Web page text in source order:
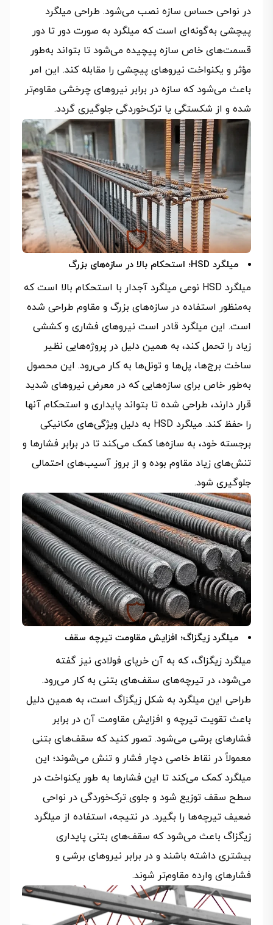
در نواحی حساس سازه نصب می‌شود. طراحی میلگرد
پیچشی به‌گونه‌ای است که میلگرد به صورت دور تا دور
قسمت‌های خاص سازه پیچیده می‌شود تا بتواند به‌طور
مؤثر و یکنواخت نیروهای پیچشی را مقابله کند. این امر
باعث می‌شود که سازه در برابر نیروهای چرخشی مقاوم‌تر
شده و از شکستگی یا ترک‌خوردگی جلوگیری گردد.
میلگرد HSD؛ استحکام بالا در سازه‌های بزرگ
میلگرد HSD نوعی میلگرد آجدار با استحکام بالا است که
به‌منظور استفاده در سازه‌های بزرگ و مقاوم طراحی شده
است. این میلگرد قادر است نیروهای فشاری و کششی
زیاد را تحمل کند، به همین دلیل در پروژه‌هایی نظیر
ساخت برج‌ها، پل‌ها و تونل‌ها به کار می‌رود. این محصول
به‌طور خاص برای سازه‌هایی که در معرض نیروهای شدید
قرار دارند، طراحی شده تا بتواند پایداری و استحکام آنها
را حفظ کند. میلگرد HSD به دلیل ویژگی‌های مکانیکی
برجسته خود، به سازه‌ها کمک می‌کند تا در برابر فشارها و
تنش‌های زیاد مقاوم بوده و از بروز آسیب‌های احتمالی
جلوگیری شود.
میلگرد زیگزاگ؛ افزایش مقاومت تیرچه سقف
میلگرد زیگزاگ، که به آن خرپای فولادی نیز گفته
می‌شود، در تیرچه‌های سقف‌های بتنی به کار می‌رود.
طراحی این میلگرد به شکل زیگزاگ است، به همین دلیل
باعث تقویت تیرچه و افزایش مقاومت آن در برابر
فشارهای برشی می‌شود. تصور کنید که سقف‌های بتنی
معمولاً در نقاط خاصی دچار فشار و تنش می‌شوند؛ این
میلگرد کمک می‌کند تا این فشارها به طور یکنواخت در
سطح سقف توزیع شود و جلوی ترک‌خوردگی در نواحی
ضعیف تیرچه‌ها را بگیرد. در نتیجه، استفاده از میلگرد
زیگزاگ باعث می‌شود که سقف‌های بتنی پایداری
بیشتری داشته باشند و در برابر نیروهای برشی و
فشارهای وارده مقاوم‌تر شوند.